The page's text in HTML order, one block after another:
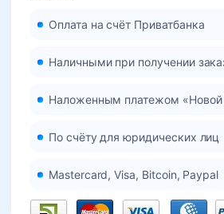
Оплата на счёт Приватбанка
Наличными при получении
Наложенным платежом «Новой
По счёту для юридических лиц
Mastercard, Visa, Bitcoin, Paypal